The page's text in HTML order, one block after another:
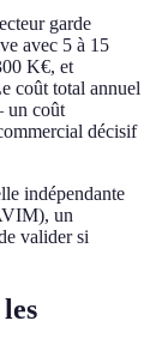
garde
avec 5 à 15
K€, et
coût total annuel
un coût
décisif
indépendante
un
valider si